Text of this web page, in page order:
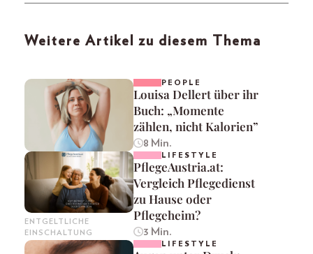
Weitere Artikel zu diesem Thema
PEOPLE
Louisa Dellert über ihr
Buch: „Momente
zählen, nicht Kalorien”
8 Min.
ENTGELTLICHE
EINSCHALTUNG
LIFESTYLE
PflegeAustria.at:
Vergleich Pflegedienst
zu Hause oder
Pflegeheim?
3 Min.
LIFESTYLE